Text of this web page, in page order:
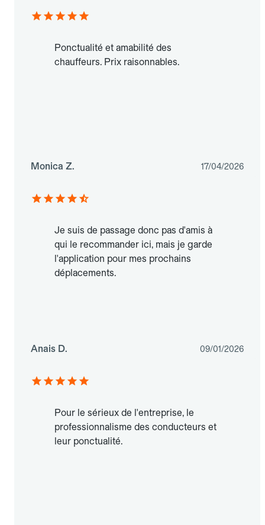
Ponctualité et amabilité des
chauffeurs. Prix raisonnables.
Monica Z. 17/04/2026
Je suis de passage donc pas d'amis à
qui le recommander ici, mais je garde
l'application pour mes prochains
déplacements.
Anais D. 09/01/2026
Pour le sérieux de l'entreprise, le
professionnalisme des conducteurs et
leur ponctualité.